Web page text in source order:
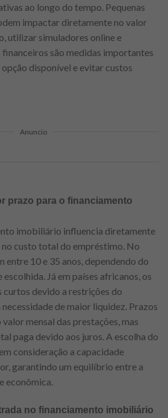
ao longo do tempo. Pequenas
impactar diretamente no valor
utilizar simuladores online e
são medidas importantes
disponível e evitar custos
Anuncio
prazo para o financiamento
imobiliário influencia diretamente
no custo total do empréstimo. No
entre 10 e 35 anos, dependendo do
Já em países africanos, os
curtos devido a restrições do
de maior liquidez. Prazos
mensal das prestações, mas
paga devido aos juros. A escolha do
consideração a capacidade
garantindo um equilíbrio entre a
econômica.
no financiamento imobiliário